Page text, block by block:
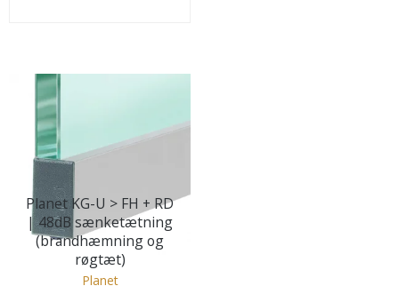
Planet KG-U > FH + RD
| 48dB sænketætning
(brandhæmning og
røgtæt)
Planet